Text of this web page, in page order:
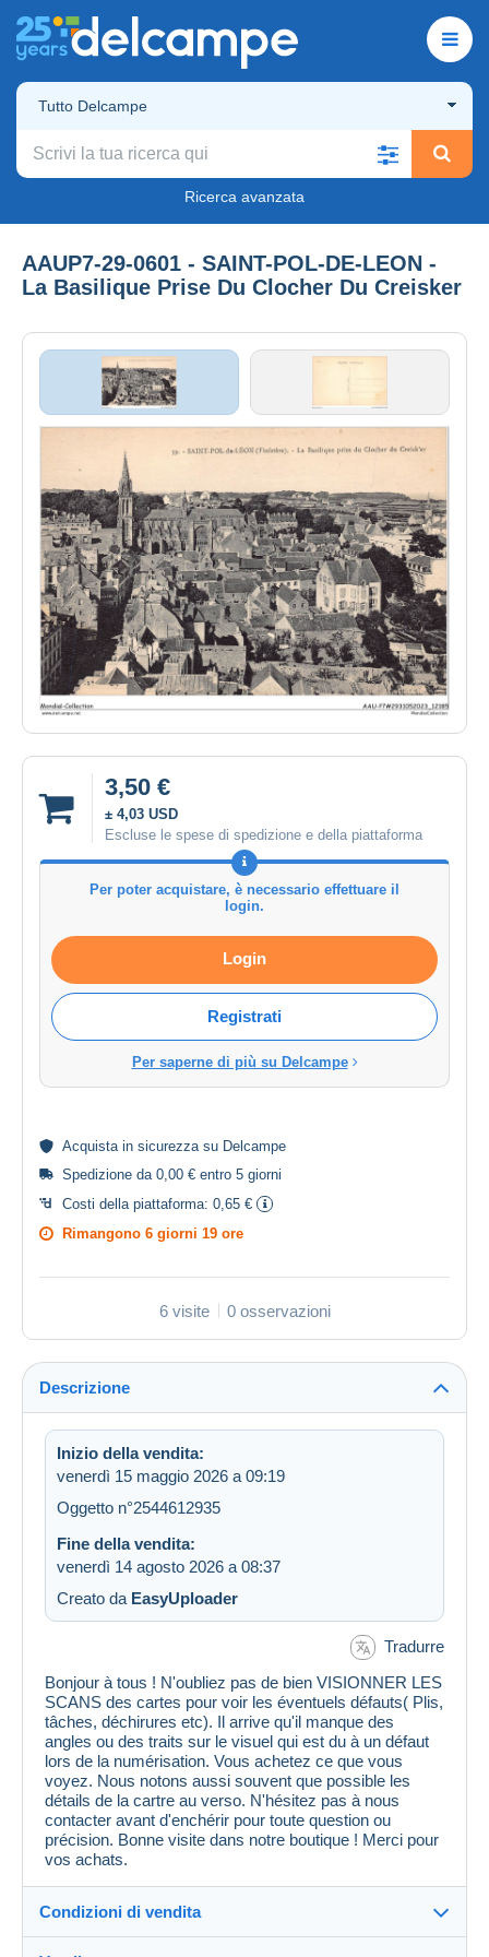
Tutto Delcampe
Ricerca avanzata
AAUP7-29-0601 - SAINT-POL-DE-LEON -
La Basilique Prise Du Clocher Du Creisker
3,50 €
± 4,03 USD
Escluse le spese di spedizione e della piattaforma
Per poter acquistare, è necessario effettuare il
login.
Login
Registrati
Per saperne di più su Delcampe
Acquista in sicurezza su Delcampe
Spedizione da 0,00 € entro 5 giorni
Costi della piattaforma: 0,65 €
Rimangono 6 giorni 19 ore
6 visite 0 osservazioni
Descrizione
Inizio della vendita:
venerdì 15 maggio 2026 a 09:19
Oggetto n°2544612935
Fine della vendita:
venerdì 14 agosto 2026 a 08:37
Creato da EasyUploader
Tradurre
Bonjour à tous ! N'oubliez pas de bien VISIONNER LES
SCANS des cartes pour voir les éventuels défauts( Plis,
tâches, déchirures etc). Il arrive qu'il manque des
angles ou des traits sur le visuel qui est du à un défaut
lors de la numérisation. Vous achetez ce que vous
voyez. Nous notons aussi souvent que possible les
détails de la cartre au verso. N'hésitez pas à nous
contacter avant d'enchérir pour toute question ou
précision. Bonne visite dans notre boutique ! Merci pour
vos achats.
Condizioni di vendita